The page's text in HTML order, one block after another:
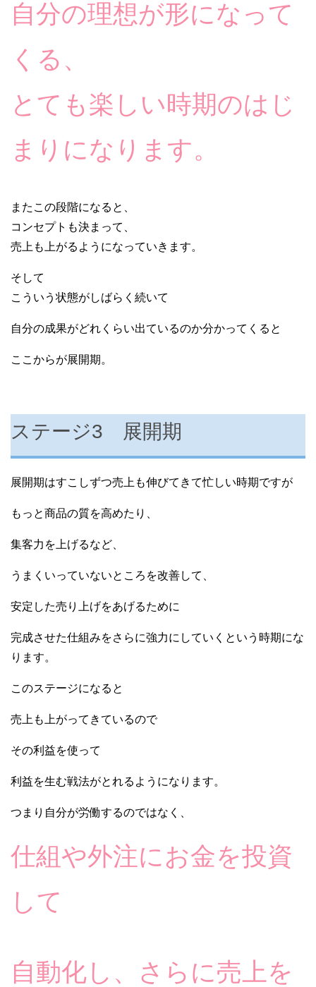
自分の理想が形になって
くる、
とても楽しい時期のはじ
まりになります。
またこの段階になると、
コンセプトも決まって、
売上も上がるようになっていきます。
そして
こういう状態がしばらく続いて
自分の成果がどれくらい出ているのか分かってくると
ここからが展開期。
ステージ3 展開期
展開期はすこしずつ売上も伸びてきて忙しい時期ですが
もっと商品の質を高めたり、
集客力を上げるなど、
うまくいっていないところを改善して、
安定した売り上げをあげるために
完成させた仕組みをさらに強力にしていくという時期にな
ります。
このステージになると
売上も上がってきているので
その利益を使って
利益を生む戦法がとれるようになります。
つまり自分が労働するのではなく、
仕組や外注にお金を投資
して
自動化し、さらに売上を